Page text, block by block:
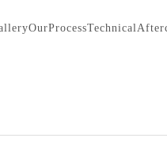
OurProcessTechnical